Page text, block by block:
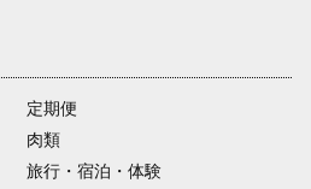
定期便
肉類
旅行・宿泊・体験